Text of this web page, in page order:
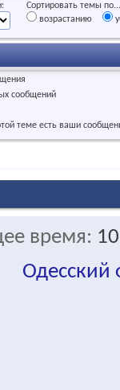
Сортировать темы по...
возрастанию
сообщений
теме есть ваши
время:
Одесский